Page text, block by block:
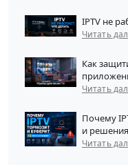
IPTV не
Читать
Как
Читать
Почему
и решения
Читать